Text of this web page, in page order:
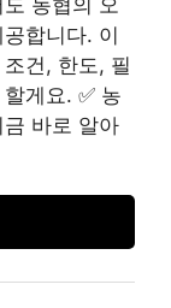
합니다. 이
건, 한도, 필
게요. ✅ 농
바로 알아